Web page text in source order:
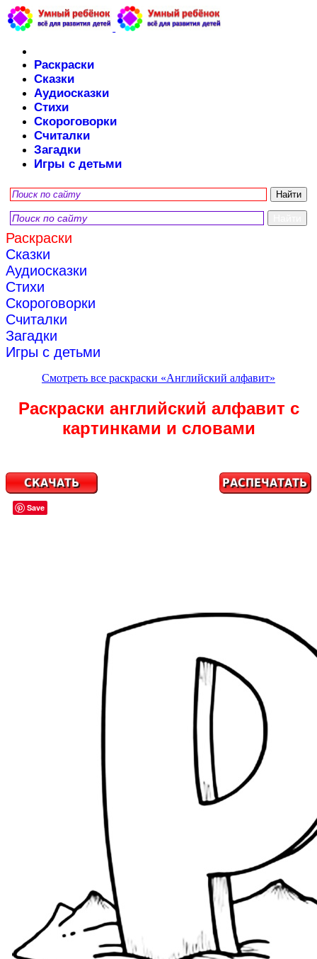
Раскраски
Сказки
Аудиосказки
Стихи
Скороговорки
Считалки
Загадки
Игры с детьми
Раскраски
Сказки
Аудиосказки
Стихи
Скороговорки
Считалки
Загадки
Игры с детьми
Смотреть все раскраски «Английский алфавит»
Раскраски английский алфавит с
картинками и словами
Save